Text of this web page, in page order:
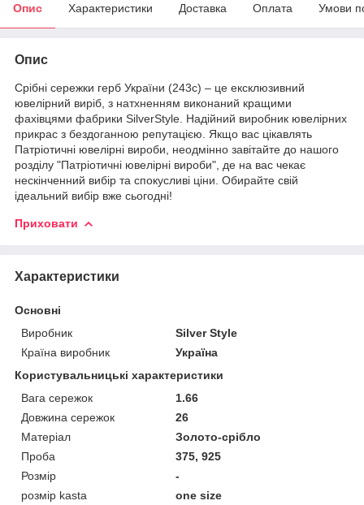
Опис Характеристики Доставка Оплата Умови
Опис
Срібні сережки герб України (243с) – це ексклюзивний
ювелірний виріб, з натхненням виконаний кращими
фахівцями фабрики SilverStyle. Надійний виробник ювелірних
прикрас з бездоганною репутацією. Якщо вас цікавлять
Патріотичні ювелірні вироби, неодмінно завітайте до нашого
розділу "Патріотичні ювелірні вироби", де на вас чекає
нескінченний вибір та спокусливі ціни. Обирайте свій
ідеальний вибір вже сьогодні!
Приховати
Характеристики
Основні
Виробник
Silver Style
Країна виробник
Україна
Користувальницькі характеристики
Вага сережок
1.66
Довжина сережок
26
Матеріал
Золото-срібло
Проба
375, 925
Розмір
-
розмір kasta
one size